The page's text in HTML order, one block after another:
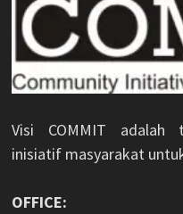
Visi COMMIT adalah
inisiatif masyarakat
OFFICE: